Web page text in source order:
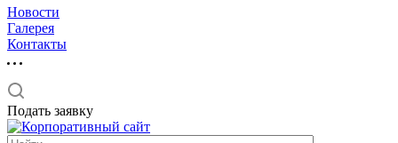
Новости
Галерея
Контакты
Подать заявку